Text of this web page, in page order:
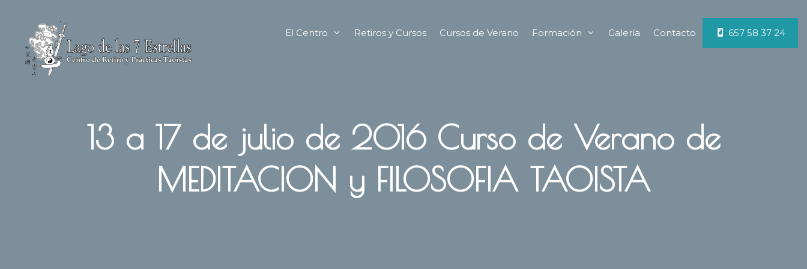
contenido
El Centro Retiros y Cursos Cursos de Verano Formación Galería Contacto 657 58 37 24
13 a 17 de julio de 2016 Curso de Verano de
MEDITACION y FILOSOFIA TAOISTA